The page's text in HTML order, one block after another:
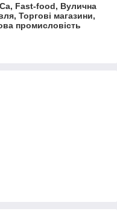
Fast-food, Вулична
Торгові магазини,
промисловість